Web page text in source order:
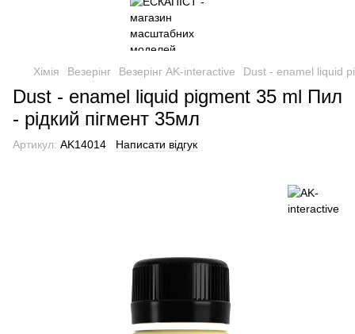
Хімія Везерінг Везерінг AK-interactive Dust - enamel liquid
Dust - enamel liquid pigment 35 ml Пил
- рідкий пігмент 35мл
Артикул: AK14014 Написати відгук